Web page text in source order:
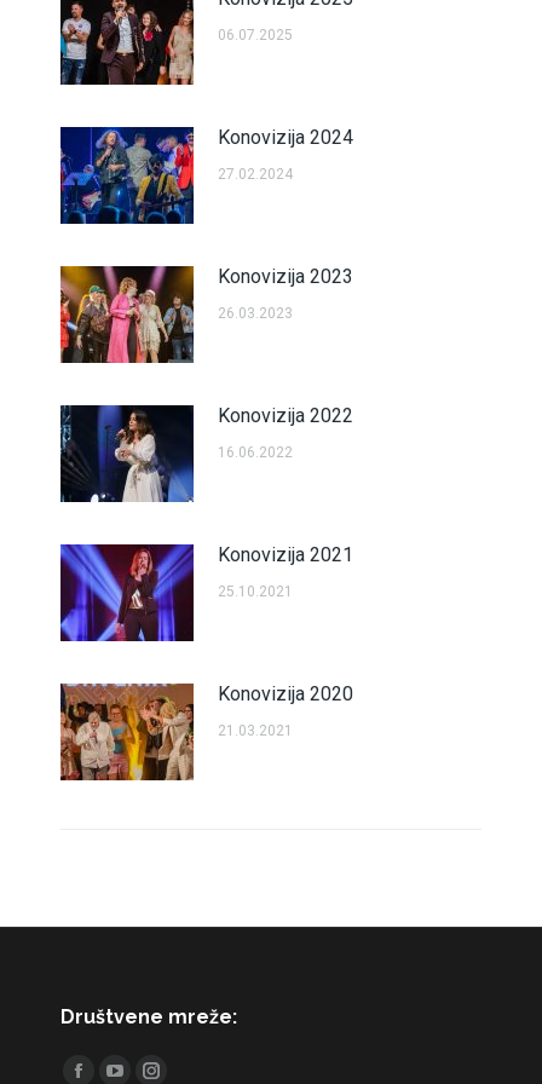
06.07.2025
Konovizija 2024
27.02.2024
Konovizija 2023
26.03.2023
Konovizija 2022
16.06.2022
Konovizija 2021
25.10.2021
Konovizija 2020
21.03.2021
Društvene mreže:
Find us on: